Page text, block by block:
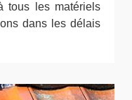
tous les matériels
dans les délais